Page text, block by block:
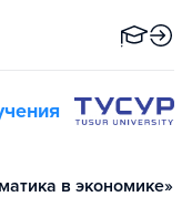
в экономике»